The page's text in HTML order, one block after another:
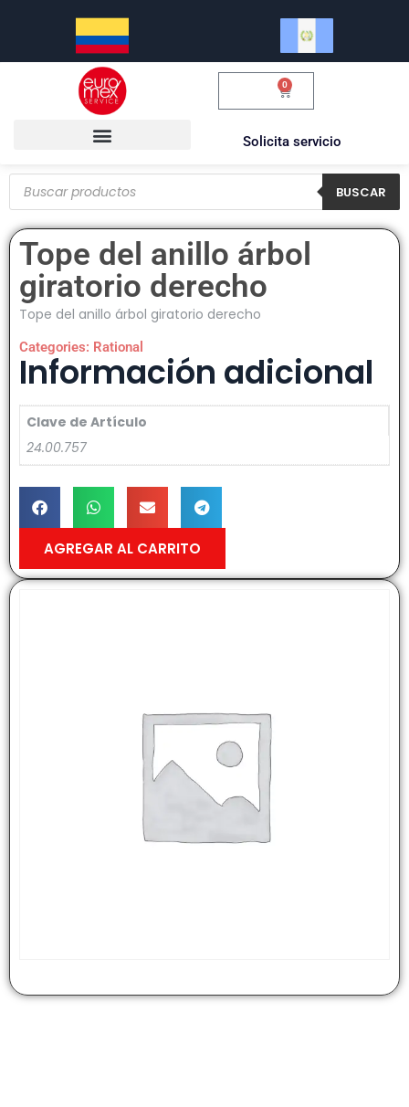
0
Solicita servicio
BUSCAR
Tope del anillo árbol
giratorio derecho
Tope del anillo árbol giratorio derecho
Categories: Rational
Información adicional
Clave de Artículo
24.00.757
AGREGAR AL CARRITO